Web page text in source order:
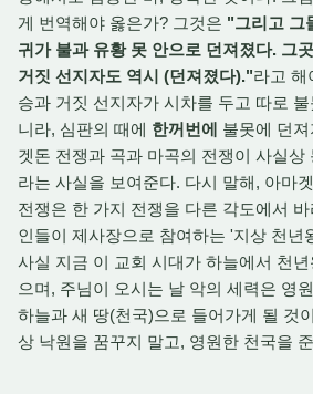
게 번역해야 옳은가? 그것은 "그리고 그
귀가 불과 유황 못 안으로 던져졌다. 그
거짓 선지자도 역시 (던져졌다)."라고 해
승과 거짓 선지자가 시차를 두고 따로
니라, 심판의 때에 한꺼번에 불못에 던
겟돈 전쟁과 곡과 마곡의 전쟁이 사실상
라는 사실을 보여준다. 다시 말해, 아마
전쟁은 한 가지 전쟁을 다른 각도에서
인들이 제사장으로 참여하는 '지상 천년
사실 지금 이 교회 시대가 하늘에서 천
으며, 주님이 오시는 날 악의 세력은 영
하늘과 새 땅(천국)으로 들어가게 될 것
상 낙원을 꿈꾸지 말고, 영원한 천국을